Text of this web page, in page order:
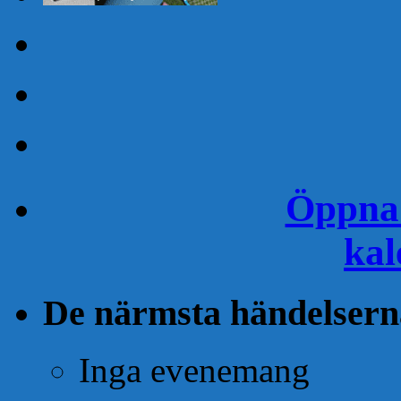
De närmsta
Inga evenemang